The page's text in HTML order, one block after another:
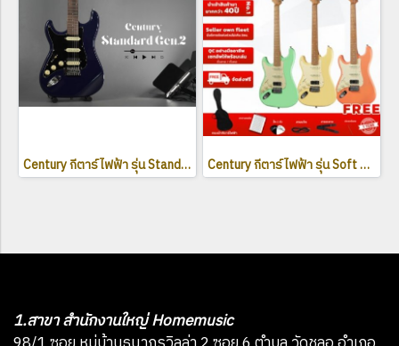
Century กีตาร์ไฟฟ้า รุ่น Standard Generation 2 series มือซ้าย Century กีตาร์ไฟฟ้า รุ่น Soft pale series รุ่นใหม่ล่าสุด คอเผา
1.สาขา สำนักงานใหญ่ Homemusic